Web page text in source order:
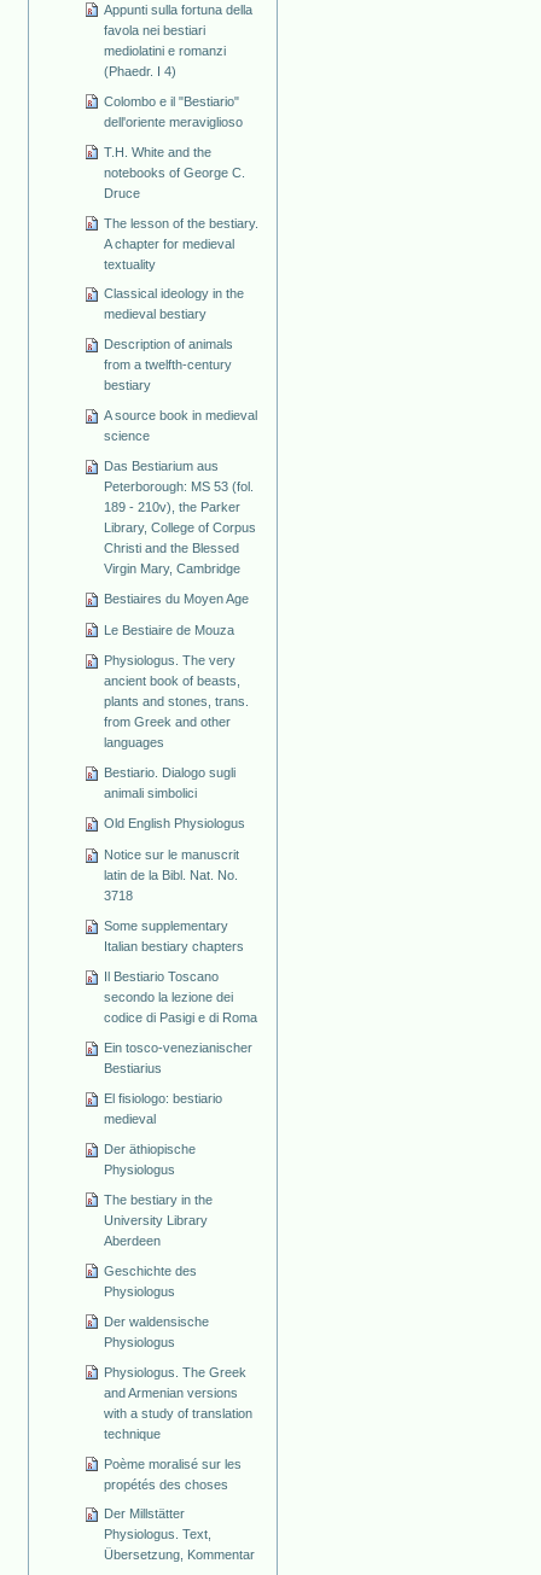
Appunti sulla fortuna della
favola nei bestiari
mediolatini e romanzi
(Phaedr. I 4)
Colombo e il "Bestiario"
dell'oriente meraviglioso
T.H. White and the
notebooks of George C.
Druce
The lesson of the bestiary.
A chapter for medieval
textuality
Classical ideology in the
medieval bestiary
Description of animals
from a twelfth-century
bestiary
A source book in medieval
science
Das Bestiarium aus
Peterborough: MS 53 (fol.
189 - 210v), the Parker
Library, College of Corpus
Christi and the Blessed
Virgin Mary, Cambridge
Bestiaires du Moyen Age
Le Bestiaire de Mouza
Physiologus. The very
ancient book of beasts,
plants and stones, trans.
from Greek and other
languages
Bestiario. Dialogo sugli
animali simbolici
Old English Physiologus
Notice sur le manuscrit
latin de la Bibl. Nat. No.
3718
Some supplementary
Italian bestiary chapters
Il Bestiario Toscano
secondo la lezione dei
codice di Pasigi e di Roma
Ein tosco-venezianischer
Bestiarius
El fisiologo: bestiario
medieval
Der äthiopische
Physiologus
The bestiary in the
University Library
Aberdeen
Geschichte des
Physiologus
Der waldensische
Physiologus
Physiologus. The Greek
and Armenian versions
with a study of translation
technique
Poème moralisé sur les
propétés des choses
Der Millstätter
Physiologus. Text,
Übersetzung, Kommentar